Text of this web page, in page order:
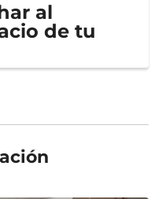
al
de tu